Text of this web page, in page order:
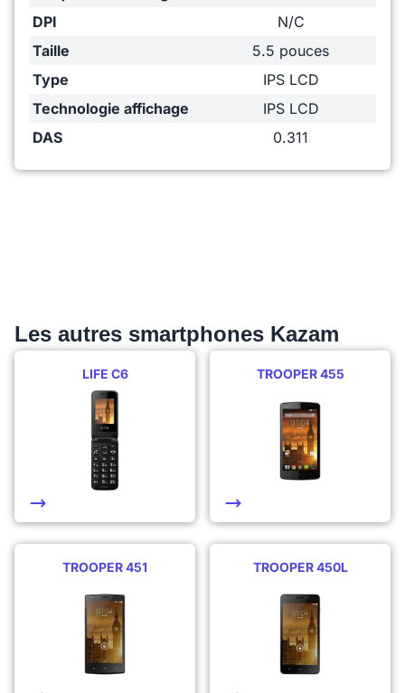
DPI
N/C
Taille
5.5 pouces
Type
IPS LCD
Technologie affichage
IPS LCD
DAS
0.311
Les autres smartphones Kazam
LIFE C6 TROOPER 455
TROOPER 451 TROOPER 450L